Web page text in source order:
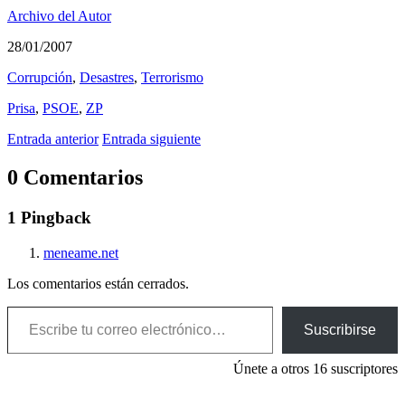
Archivo del Autor
28/01/2007
Corrupción, Desastres, Terrorismo
Prisa, PSOE, ZP
Entrada anterior Entrada siguiente
0 Comentarios
1 Pingback
meneame.net
Los comentarios están cerrados.
Escribe tu correo electrónico…
Suscribirse
Únete a otros 16 suscriptores